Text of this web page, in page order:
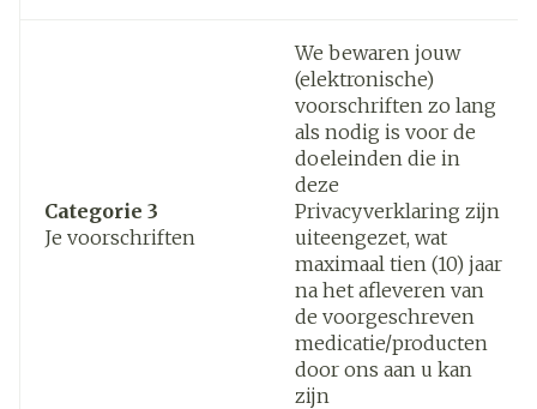
Categorie 3
Je voorschriften
We bewaren jouw
(elektronische)
voorschriften zo lang
als nodig is voor de
doeleinden die in
deze
Privacyverklaring zijn
uiteengezet, wat
maximaal tien (10) jaar
na het afleveren van
de voorgeschreven
medicatie/producten
door ons aan u kan
zijn